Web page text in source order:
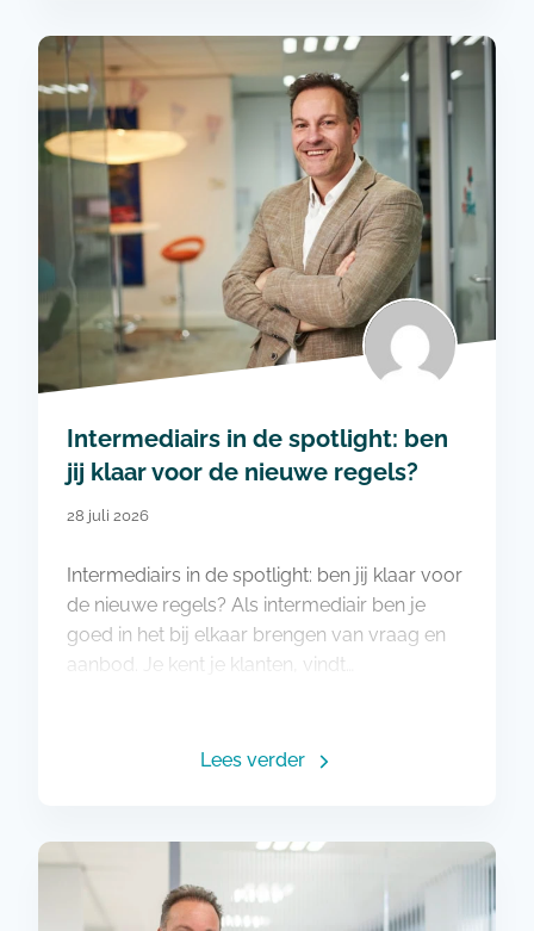
Intermediairs in de spotlight: ben
jij klaar voor de nieuwe regels?
28 juli 2026
Intermediairs in de spotlight: ben jij klaar voor
de nieuwe regels? Als intermediair ben je
goed in het bij elkaar brengen van vraag en
aanbod. Je kent je klanten, vindt…
Lees verder